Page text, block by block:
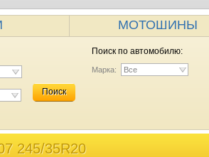
МОТОШИНЫ
Поиск
Поиск по автомобилю:
Марка: Все
245/35R20